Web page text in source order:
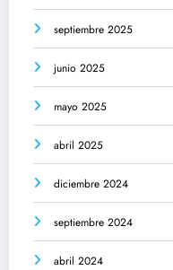
septiembre 2025
junio 2025
mayo 2025
abril 2025
diciembre 2024
septiembre 2024
abril 2024